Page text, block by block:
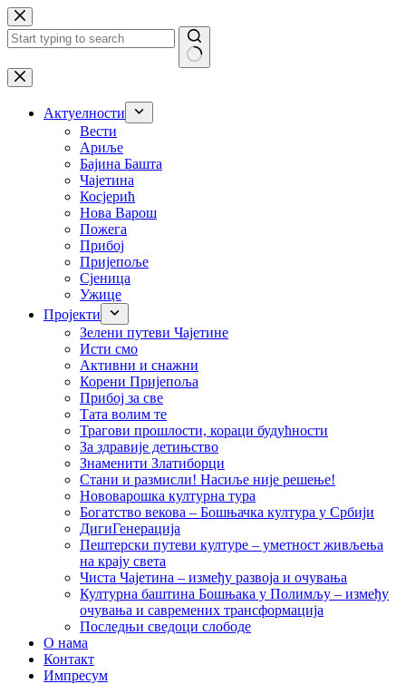
Skip
to
content
No
results
Актуелности
Вести
Ариље
Бајина Башта
Чајетина
Косјерић
Нова Варош
Пожега
Прибој
Пријепоље
Сјеница
Ужице
Пројекти
Зелени путеви Чајетине
Исти смо
Активни и снажни
Корени Пријепоља
Прибој за све
Тата волим те
Трагови прошлости, кораци будућности
За здравије детињство
Знаменити Златиборци
Стани и размисли! Насиље није решење!
Нововарошка културна тура
Богатство векова – Бошњачка култура у Србији
ДигиГенерација
Пештерски путеви културе – уметност живљења
на крају света
Чиста Чајетина – између развоја и очувања
Културна баштина Бошњака у Полимљу – између
очувања и савремених трансформација
Последњи сведоци слободе
О нама
Контакт
Импресум